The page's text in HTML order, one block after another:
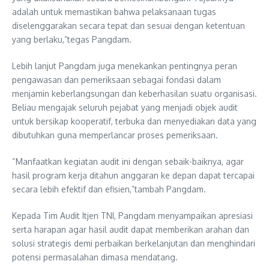
adalah untuk memastikan bahwa pelaksanaan tugas
diselenggarakan secara tepat dan sesuai dengan ketentuan
yang berlaku,”tegas Pangdam.
Lebih lanjut Pangdam juga menekankan pentingnya peran
pengawasan dan pemeriksaan sebagai fondasi dalam
menjamin keberlangsungan dan keberhasilan suatu organisasi.
Beliau mengajak seluruh pejabat yang menjadi objek audit
untuk bersikap kooperatif, terbuka dan menyediakan data yang
dibutuhkan guna memperlancar proses pemeriksaan.
“Manfaatkan kegiatan audit ini dengan sebaik-baiknya, agar
hasil program kerja ditahun anggaran ke depan dapat tercapai
secara lebih efektif dan efisien,”tambah Pangdam.
Kepada Tim Audit Itjen TNI, Pangdam menyampaikan apresiasi
serta harapan agar hasil audit dapat memberikan arahan dan
solusi strategis demi perbaikan berkelanjutan dan menghindari
potensi permasalahan dimasa mendatang.